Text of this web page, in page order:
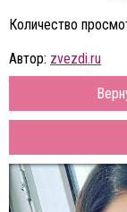
Количество
Автор: zvezdi.ru